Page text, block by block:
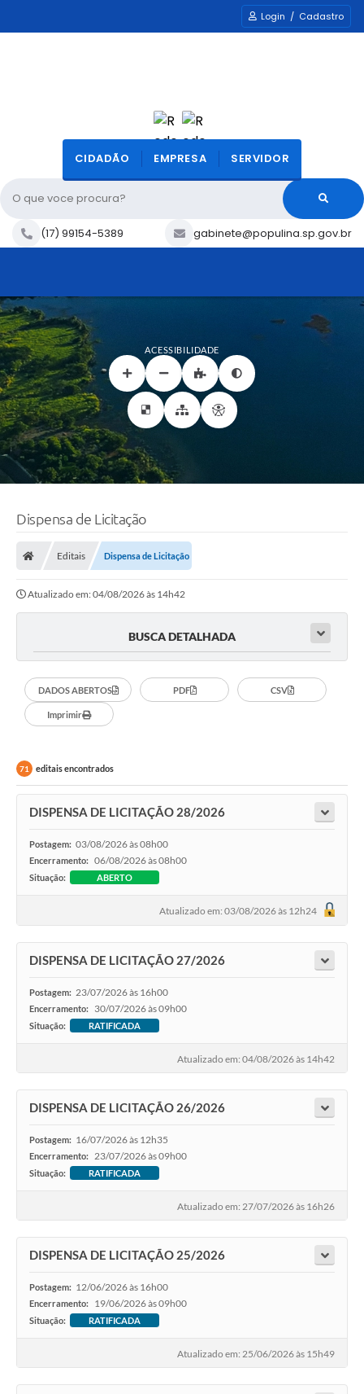
Login / Cadastro
O que voce procura?
CIDADÃO EMPRESA SERVIDOR
(17) 99154-5389 gabinete@populina.sp.gov.br
ACESSIBILIDADE
Dispensa de Licitação
Editais Dispensa de Licitação
Atualizado em: 04/08/2026 às 14h42
BUSCA DETALHADA
DADOS ABERTOS PDF CSV
Imprimir
71 editais encontrados
DISPENSA DE LICITAÇÃO 28/2026
Postagem: 03/08/2026 às 08h00
Encerramento: 06/08/2026 às 08h00
Situação: ABERTO
Atualizado em: 03/08/2026 às 12h24
DISPENSA DE LICITAÇÃO 27/2026
Postagem: 23/07/2026 às 16h00
Encerramento: 30/07/2026 às 09h00
Situação: RATIFICADA
Atualizado em: 04/08/2026 às 14h42
DISPENSA DE LICITAÇÃO 26/2026
Postagem: 16/07/2026 às 12h35
Encerramento: 23/07/2026 às 09h00
Situação: RATIFICADA
Atualizado em: 27/07/2026 às 16h26
DISPENSA DE LICITAÇÃO 25/2026
Postagem: 12/06/2026 às 16h00
Encerramento: 19/06/2026 às 09h00
Situação: RATIFICADA
Atualizado em: 25/06/2026 às 15h49